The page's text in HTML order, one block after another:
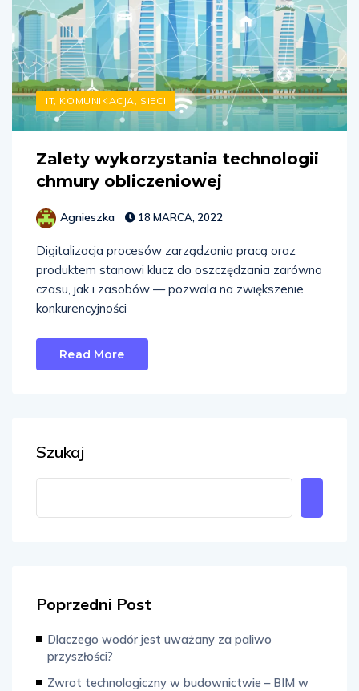
IT, KOMUNIKACJA, SIECI
Zalety wykorzystania technologii
chmury obliczeniowej
Agnieszka 18 MARCA, 2022
Digitalizacja procesów zarządzania pracą oraz
produktem stanowi klucz do oszczędzania zarówno
czasu, jak i zasobów — pozwala na zwiększenie
konkurencyjności
Read More
Szukaj
Poprzedni Post
Dlaczego wodór jest uważany za paliwo
przyszłości?
Zwrot technologiczny w budownictwie – BIM w